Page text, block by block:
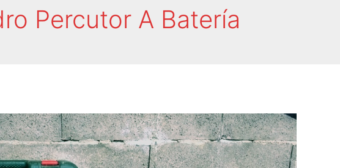
Percutor A Batería